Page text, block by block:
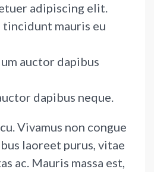
adipiscing elit.
mauris eu
auctor dapibus
dapibus neque.
Vivamus non congue
laoreet purus, vitae
ac. Mauris massa est,